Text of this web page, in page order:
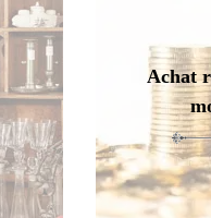
Achat